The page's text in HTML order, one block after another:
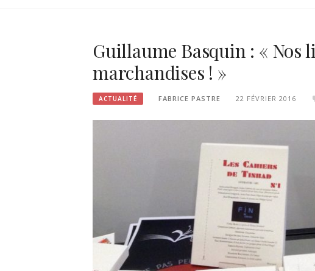
Guillaume Basquin : « Nos
marchandises ! »
ACTUALITÉ FABRICE PASTRE 22 FÉVRIER 2016